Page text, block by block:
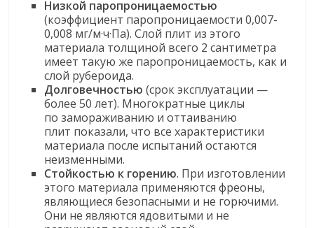
Низкой паропроницаемостью
(коэффициент паропроницаемости 0,007-
0,008 мг/м·ч·Па). Слой плит из этого
материала толщиной всего 2 сантиметра
имеет такую же паропроницаемость, как и
слой рубероида.
Долговечностью (срок эксплуатации —
более 50 лет). Многократные циклы
по замораживанию и оттаиванию
плит показали, что все характеристики
материала после испытаний остаются
неизменными.
Стойкостью к горению. При изготовлении
этого материала применяются фреоны,
являющиеся безопасными и не горючими.
Они не являются ядовитыми и не